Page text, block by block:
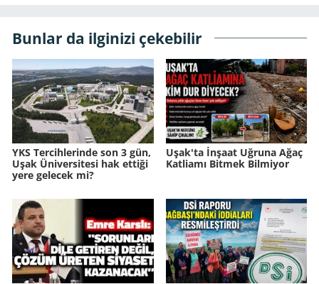
Bunlar da ilginizi çekebilir
YKS Tercihlerinde son 3 gün,
Uşak Üniversitesi hak ettiği
yere gelecek mi?
Uşak'ta İnşaat Uğruna Ağaç
Katliamı Bitmek Bilmiyor